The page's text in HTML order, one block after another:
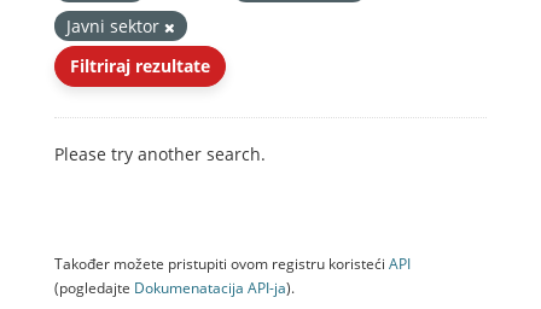
Javni sektor
Filtriraj rezultate
Please try another search.
Također možete pristupiti ovom registru koristeći API
(pogledajte Dokumenаtаcijа API-jа).